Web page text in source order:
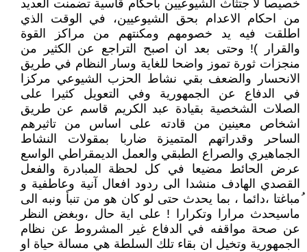
خصيصا لا جتثاث الشيوعيين باحكام قاسية تضمنت العديد
من احكام الاعدام بحق الشيوعيين، في الوقت الذي
اطلقت فيه يد خصومهم ومكنتهم من مراكز القوة
والقرار )! وحتى بعد ان اصبح التراجع عن الكثير من
منجزات ثورة تموز واضحا للغاية وسار النظام في طريق
الانحسار والضعف بقي نشاط الحزب الشيوعي مركزا
في الدفاع عن الجمهورية وفي التعويل كثيرا على
الصلات الشخصية بقيادة عبد الكريم قاسم عن طريق
اشخاص معينين من قادته على اساس من تاثيرهم
الساحر وقدراتهم المتميزة ضاربا بمقولات النشاط
الجماهيري والصراع الطبقي والعمل الديمقراطي الواسع
عرض الحائط مضيعا في كل لحظة المبادرة والفعل
القصدي الهادف منشدا الى ردود افعال آنية وعاطفية و
ُمباغتا ،دائما ، بما يحدث حتى لو كان هو من تنبأ ونبه الى
ماسيحدث مرارا وتكرارا ! على اية حال ،وبغض النظر
عن صحة مواقفه في الدفاع غير المشروط عن نظام
الجمهورية وتخيل ان بقاء تلك السلطة هي مسالة حياة او